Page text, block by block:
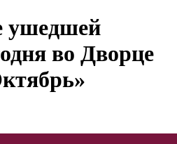
ушедшей
во Дворце